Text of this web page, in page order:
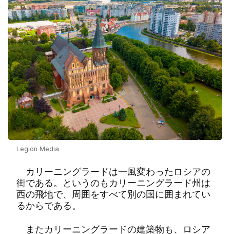
Legion Media
カリーニングラードは一風変わったロシアの
街である。というのもカリーニングラード州は
西の飛地で、周囲をすべて別の国に囲まれてい
るからである。
またカリーニングラードの建築物も、ロシア